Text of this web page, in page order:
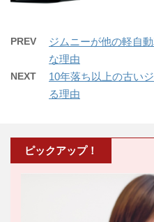
PREV
ジムニーが他の軽自
な理由
NEXT
10年落ち以上の古い
る理由
ピックアップ！